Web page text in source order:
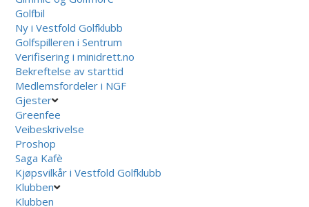
Golfbil
Ny i Vestfold Golfklubb
Golfspilleren i Sentrum
Verifisering i minidrett.no
Bekreftelse av starttid
Medlemsfordeler i NGF
Gjester
Greenfee
Veibeskrivelse
Proshop
Saga Kafè
Kjøpsvilkår i Vestfold Golfklubb
Klubben
Klubben